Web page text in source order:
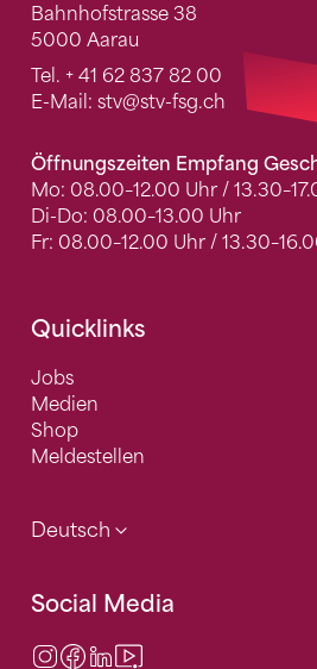
Bahnhofstrasse 38
5000 Aarau
Tel. + 41 62 837 82 00
E-Mail: stv@stv-fsg.ch
Öffnungszeiten Empfang
Mo: 08.00–12.00 Uhr /
Di-Do: 08.00–13.00 Uhr
Fr: 08.00–12.00 Uhr /
Quicklinks
Jobs
Medien
Shop
Meldestellen
Deutsch
Social Media
Instagram
Facebook
LinkedIn